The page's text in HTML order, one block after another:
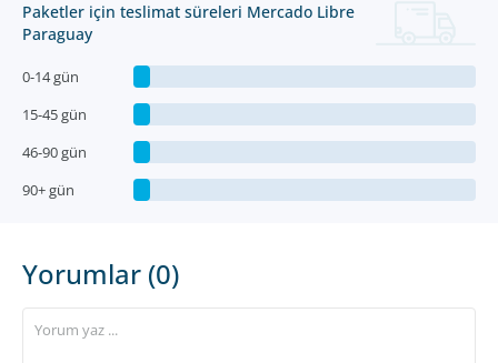
Paketler için teslimat süreleri Mercado Libre
Paraguay
0-14 gün
15-45 gün
46-90 gün
90+ gün
Yorumlar (0)